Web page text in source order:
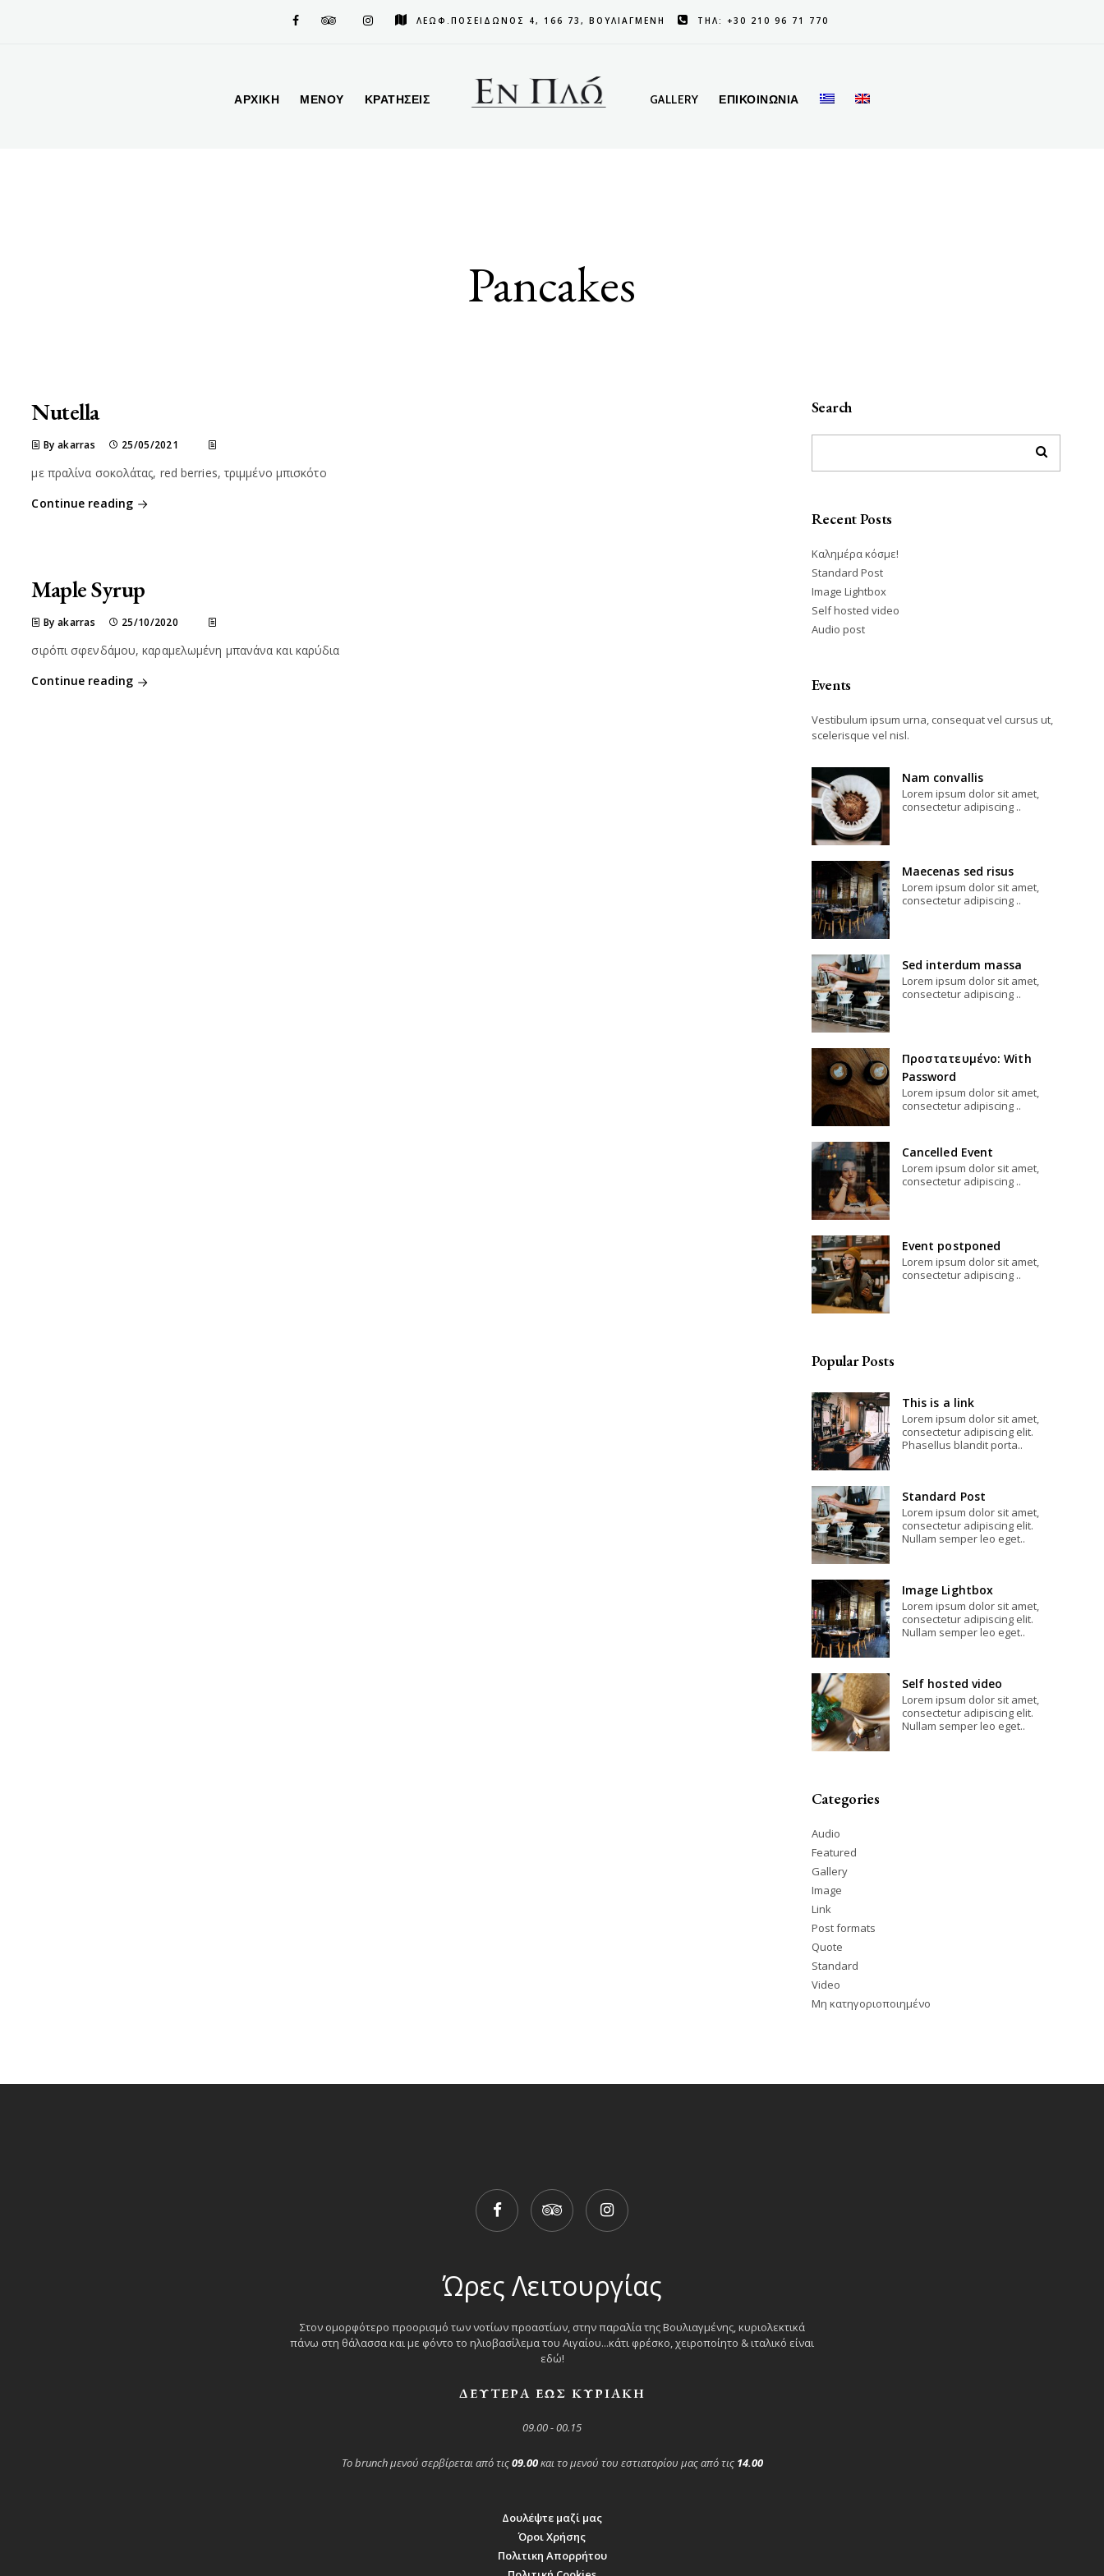
ΛΕΩΦ.ΠΟΣΕΙΔΩΝΟΣ 4, 166 73, ΒΟΥΛΙΑΓΜΕΝΗ ΤΗΛ: +30 210 96 71 770
ΑΡΧΙΚΗ ΜΕΝΟΥ ΚΡΑΤΗΣΕΙΣ GALLERY ΕΠΙΚΟΙΝΩΝΙΑ
Pancakes
Nutella
By akarras 25/05/2021
με πραλίνα σοκολάτας, red berries, τριμμένο μπισκότο
Continue reading
Maple Syrup
By akarras 25/10/2020
σιρόπι σφενδάμου, καραμελωμένη μπανάνα και καρύδια
Continue reading
Search
Recent Posts
Καλημέρα κόσμε!
Standard Post
Image Lightbox
Self hosted video
Audio post
Events
Vestibulum ipsum urna, consequat vel cursus ut,
scelerisque vel nisl.
Nam convallis
Lorem ipsum dolor sit amet,
consectetur adipiscing ..
Maecenas sed risus
Lorem ipsum dolor sit amet,
consectetur adipiscing ..
Sed interdum massa
Lorem ipsum dolor sit amet,
consectetur adipiscing ..
Πρoστατευμένο: With
Password
Lorem ipsum dolor sit amet,
consectetur adipiscing ..
Cancelled Event
Lorem ipsum dolor sit amet,
consectetur adipiscing ..
Event postponed
Lorem ipsum dolor sit amet,
consectetur adipiscing ..
Popular Posts
This is a link
Lorem ipsum dolor sit amet,
consectetur adipiscing elit.
Phasellus blandit porta..
Standard Post
Lorem ipsum dolor sit amet,
consectetur adipiscing elit.
Nullam semper leo eget..
Image Lightbox
Lorem ipsum dolor sit amet,
consectetur adipiscing elit.
Nullam semper leo eget..
Self hosted video
Lorem ipsum dolor sit amet,
consectetur adipiscing elit.
Nullam semper leo eget..
Categories
Audio
Featured
Gallery
Image
Link
Post formats
Quote
Standard
Video
Μη κατηγοριοποιημένο
Ώρες Λειτουργίας
Στον ομορφότερο προορισμό των νοτίων προαστίων, στην παραλία της Βουλιαγμένης, κυριολεκτικά
πάνω στη θάλασσα και με φόντο το ηλιοβασίλεμα του Αιγαίου...κάτι φρέσκο, χειροποίητο & ιταλικό είναι
εδώ!
ΔΕΥΤΕΡΑ ΕΩΣ ΚΥΡΙΑΚΗ
09.00 - 00.15
Το brunch μενού σερβίρεται από τις09.00και το μενού του εστιατορίου μας από τις 14.00
Δουλέψτε μαζί μας
Όροι Χρήσης
Πολιτικη Απορρήτου